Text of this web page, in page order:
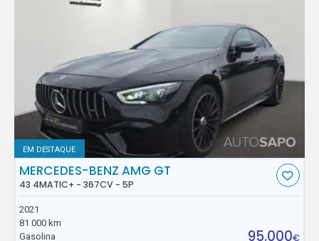
EM DESTAQUE
MERCEDES-BENZ AMG GT
43 4MATIC+ - 367CV - 5P
2021
81.000 km
Gasolina
95.000€